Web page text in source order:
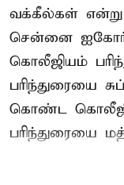
வக்கீல்கள்
சென்னை
கொலீஜியம்
பரிந்துரையை
கொண்ட
பரிந்துரையை